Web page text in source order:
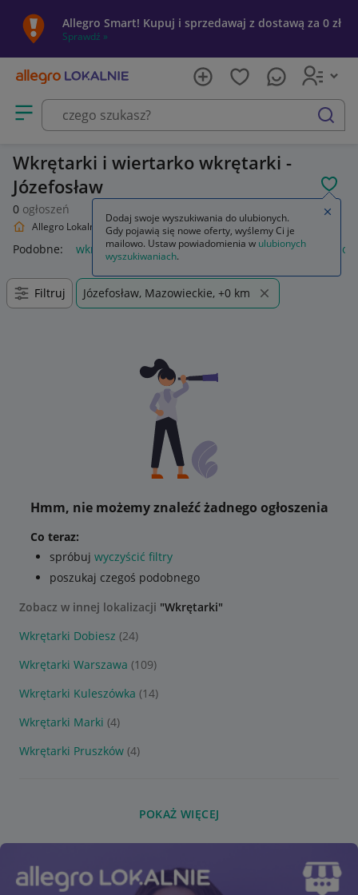
Allegro Smart! Kupuj i sprzedawaj z dostawą za 0 zł
Sprawdź »
Otwórz menu z kategoriami
szukaj
Wkrętarki i wiertarko wkrętarki -
Józefosław
0 ogłoszeń
Allegro Lokalnie Dom i Ogród Narzędzia Wkrętarki
Podobne: wkrętarki bity do wkrętarki klucze nasadowe do
Filtruj Józefosław, Mazowieckie, +0 km
Hmm, nie możemy znaleźć żadnego ogłoszenia
Co teraz:
spróbuj wyczyścić filtry
poszukaj czegoś podobnego
Zobacz w innej lokalizacji "Wkrętarki"
Wkrętarki Dobiesz (24)
Wkrętarki Warszawa (109)
Wkrętarki Kuleszówka (14)
Wkrętarki Marki (4)
Wkrętarki Pruszków (4)
POKAŻ WIĘCEJ
Dodaj swoje wyszukiwania do ulubionych.
Gdy pojawią się nowe oferty, wyślemy Ci je
mailowo. Ustaw powiadomienia w ulubionych
wyszukiwaniach.